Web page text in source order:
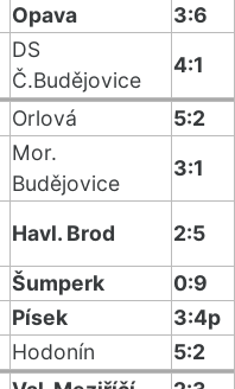
Opava
3:6
DS
Č.Budějovice
4:1
Orlová
5:2
Mor.
Budějovice
3:1
Havl. Brod
2:5
Šumperk
0:9
Písek
3:4p
Hodonín
5:2